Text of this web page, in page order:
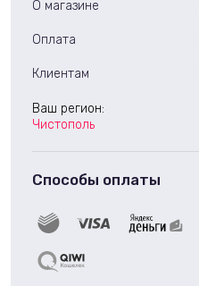
О магазине
Оплата
Клиентам
Ваш регион:
Чистополь
Способы оплаты